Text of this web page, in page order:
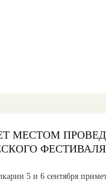
МЕСТОМ
5 и 6 сентября